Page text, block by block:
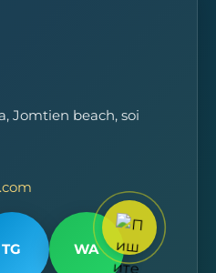
Jomtien beach, soi
TG WA